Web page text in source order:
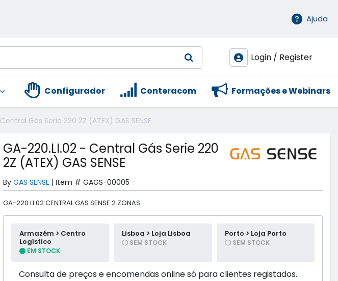
Ajuda
Login / Register
Formações e Webinars
Conteracom
Configurador
Gás Serie 220 2Z (ATEX) GAS SENSE
GA-220.LI.02 - Central Gás Serie 220
2Z (ATEX) GAS SENSE
By GAS SENSE | Item # GAGS-00005
GA-220.LI.02 CENTRAL GAS SENSE 2 ZONAS
Armazém > Centro
Logístico
EM STOCK
Lisboa > Loja Lisboa
SEM STOCK
Porto > Loja Porto
SEM STOCK
Consulta de preços e encomendas online só para clientes registados.